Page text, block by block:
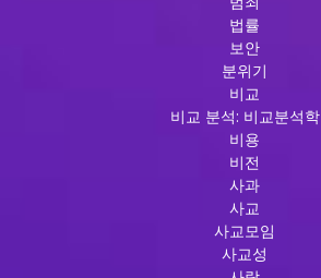
법률
보안
분위기
비교
비교 분석: 비교분석학
비용
비전
사과
사교
사교모임
사교성